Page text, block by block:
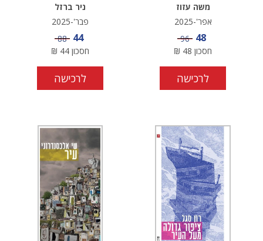
משה עזוז
אפר'-2025
מחיר מבצע
48 מחיר
96
חסכון 48
₪
לרכישה
ניר ברזל
פבר'-2025
מחיר מבצע
44 מחיר
88
חסכון 44
₪
לרכישה